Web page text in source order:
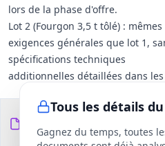
lors de la phase d'offre.
Lot 2 (Fourgon 3,5 t tôlé) : mêmes
exigences générales que lot 1,
spécifications techniques
additionnelles détaillées dans les
Lot 3 (Fourgon 3,5 t benne) :
exigences générales que lot 1,
spécifications techniques
Tous les détails du
Gagnez du temps, toutes
Documents du
DCE